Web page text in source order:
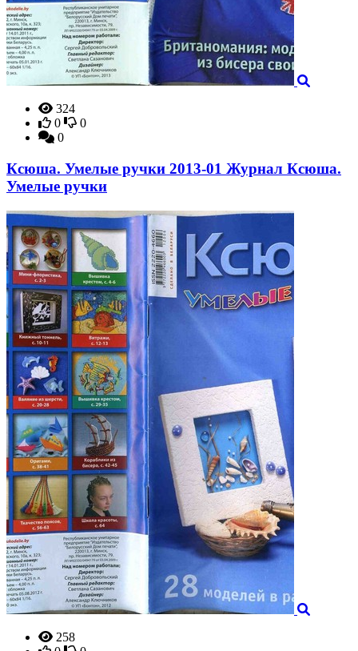
324
0
0
0
Ксюша. Умелые ручки 2013-01 Журнал Ксюша.
Умелые ручки
258